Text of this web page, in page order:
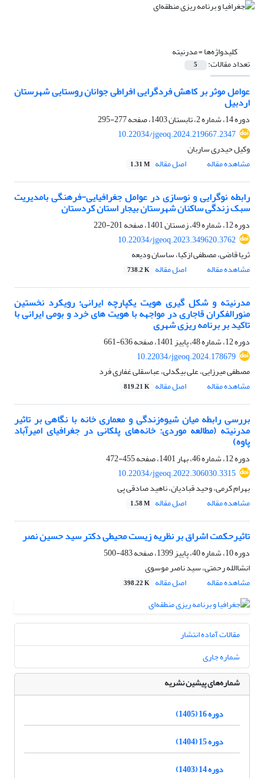
کلیدواژه‌ها =مدرنیته
تعداد مقالات: 5
عوامل موثر بر کاهش فردگرایی افراطی جوانان روستایی شهرستان
اردبیل
دوره 14، شماره 2، تابستان 1403، صفحه
277-295
10.22034/jgeoq.2024.219667.2347
وکیل حیدری ساربان
مشاهده مقاله
اصل مقاله 1.31 M
رابطه نوگرایی و نوسازی در عوامل جغرافیایی-فرهنگی بامدیریت
سبک زندگی ساکنان شهرستان بیجار استان کردستان
دوره 12، شماره 49، زمستان 1401، صفحه
201-220
10.22034/jgeoq.2023.349620.3762
ثریا قاضی، مصطفی ازکیا، ساسان ودیعه
مشاهده مقاله
اصل مقاله 738.2 K
مدرنیته و شکل گیری هویت یکپارچه ایرانی؛ رویکرد نخستین
منورالفکران قاجاری در مواجهه با هویت های خرد و بومی ایرانی با
تاکید بر برنامه ریزی شهری
دوره 12، شماره 48، پاییز 1401، صفحه
636-661
10.22034/jgeoq.2024.178679
مصطفی میرزایی، علی بیگدلی، عباسقلی غفاری فرد
مشاهده مقاله
اصل مقاله 819.21 K
بررسی رابطه میان شیوه‌زندگی و معماری خانه‌ با نگاهی بر تاثیر
مدرنیته (مطالعه موردی: خانه‌های پلکانی در جغرافیای امیرآباد
پاوه)
دوره 12، شماره 46، بهار 1401، صفحه
455-472
10.22034/jgeoq.2022.306030.3315
بهرام کرمی، وحید قبادیان، ناهید صادقی پی
مشاهده مقاله
اصل مقاله 1.58 M
تاثیرحکمت اشراق بر نظریه زیست محیطی دکتر سید حسین نصر
دوره 10، شماره 40، پاییز 1399، صفحه
483-500
انشاالله رحمتی، سید ناصر موسوی
مشاهده مقاله
اصل مقاله 398.22 K
مقالات آماده انتشار
شماره جاری
شماره‌های پیشین نشریه
دوره 16 (1405)
دوره 15 (1404)
دوره 14 (1403)